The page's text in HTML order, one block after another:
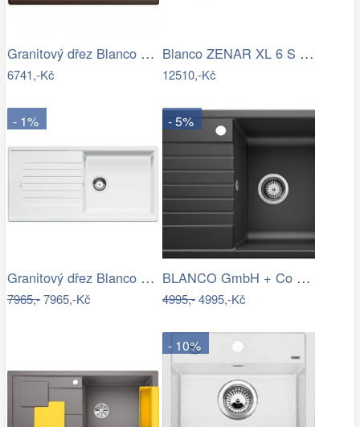
Granitový dřez Blanco ZIA 5 S káva…
6741,-Kč
Blanco ZENAR XL 6 S InFino Silgranit…
12510,-Kč
- 1%
Granitový dřez Blanco ZIA XL 6 S bílá…
7965,-7965,-Kč
- 5%
BLANCO GmbH + Co KG Granitový dřez…
4995,-4995,-Kč
- 10%